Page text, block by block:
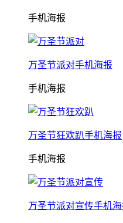
手机海报
万圣节派对手机海报
手机海报
万圣节狂欢趴手机海报
手机海报
万圣节派对宣传手机海